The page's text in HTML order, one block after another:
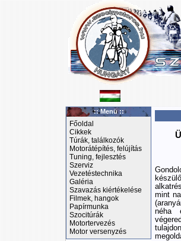
:: Menü ::
Főoldal
Cikkek
Túrák, találkozók
Motorátépítés, felújítás
Tuning, fejlesztés
Szerviz
Vezetéstechnika
Galéria
Szavazás kiértékelése
Filmek, hangok
Papírmunka
Szocitúrák
Motortervezés
Motor versenyzés
mint
néha